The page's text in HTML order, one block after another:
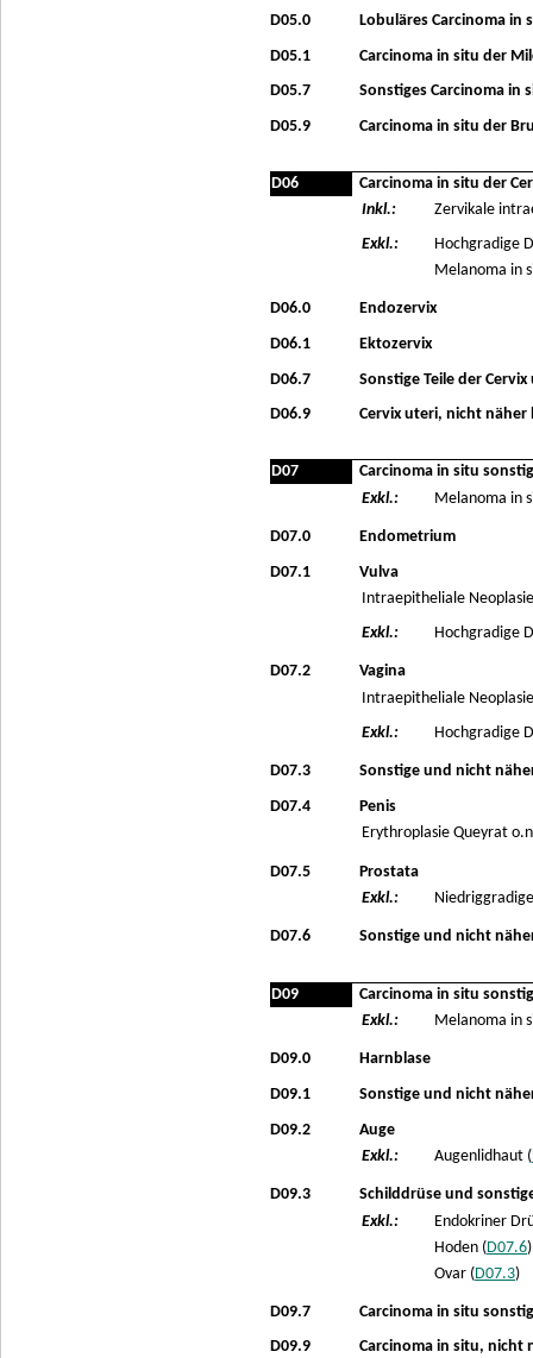
D05.0
Lobuläres Carcinoma in
D05.1
Carcinoma in situ der
D05.7
Sonstiges Carcinoma in
D05.9
Carcinoma in situ der
D06
Carcinoma in situ der
Inkl.:
Zervikale
Exkl.:
Hochgradige
Melanoma in
D06.0
Endozervix
D06.1
Ektozervix
D06.7
Sonstige Teile der Cervix
D06.9
Cervix uteri, nicht näher
D07
Carcinoma in situ
Exkl.:
Melanoma in
D07.0
Endometrium
D07.1
Vulva
Intraepitheliale
Exkl.:
Hochgradige
D07.2
Vagina
Intraepitheliale
Exkl.:
Hochgradige
D07.3
Sonstige und nicht
D07.4
Penis
Erythroplasie Queyrat
D07.5
Prostata
Exkl.:
D07.6 Sonstige und nicht
D09
Carcinoma in situ
Exkl.:
Melanoma in
D09.0
Harnblase
D09.1
Sonstige und nicht
D09.2
Auge
Exkl.:
Augenlidhaut (
D09.3
Schilddrüse und
Exkl.:
Endokriner
Hoden (D07.6)
Ovar (D07.3)
D09.7
Carcinoma in situ
D09.9
Carcinoma in situ, nicht